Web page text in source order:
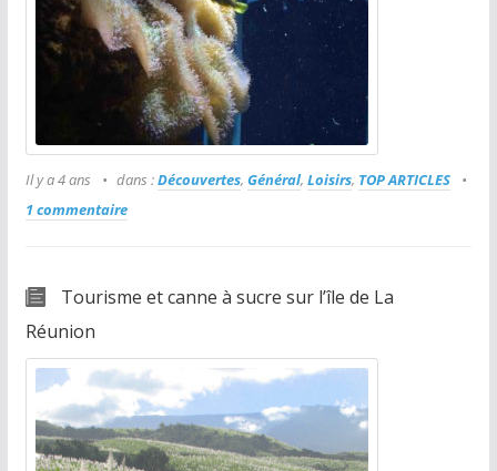
Il y a 4 ans dans :Découvertes, Général, Loisirs, TOP ARTICLES
1 commentaire
Tourisme et canne à sucre sur l’île de La
Réunion